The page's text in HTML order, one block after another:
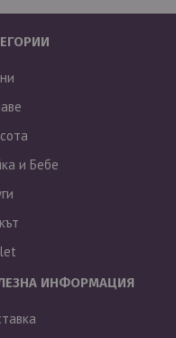
и Бебе
ИНФОРМАЦИЯ